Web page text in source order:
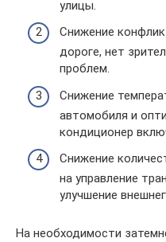
улицы.
Снижение
дороге, нет
проблем.
Снижение
автомобиля и
кондиционер
Снижение
на управление
улучшение
На необходимости